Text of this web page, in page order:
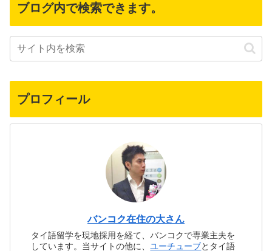
ブログ内で検索できます。
プロフィール
バンコク在住の大さん
タイ語留学を現地採用を経て、バンコクで専業主夫を
しています。当サイトの他に、 ユーチューブとタイ語